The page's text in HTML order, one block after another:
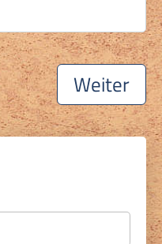
Weiter